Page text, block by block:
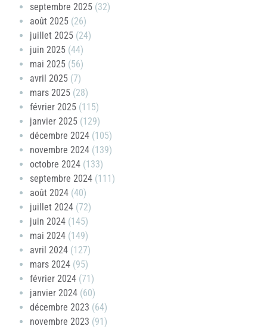
septembre 2025 (32)
août 2025 (26)
juillet 2025 (24)
juin 2025 (44)
mai 2025 (56)
avril 2025 (7)
mars 2025 (28)
février 2025 (115)
janvier 2025 (129)
décembre 2024 (105)
novembre 2024 (139)
octobre 2024 (133)
septembre 2024 (111)
août 2024 (40)
juillet 2024 (72)
juin 2024 (145)
mai 2024 (149)
avril 2024 (127)
mars 2024 (95)
février 2024 (71)
janvier 2024 (60)
décembre 2023 (64)
novembre 2023 (91)